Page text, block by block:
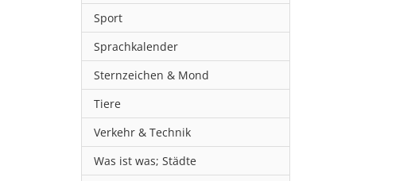
Sport
Sprachkalender
Sternzeichen & Mond
Tiere
Verkehr & Technik
Was ist was; Städte